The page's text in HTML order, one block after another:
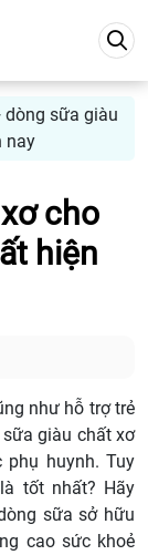
dòng sữa giàu
nay
cho
hiện
như hỗ trợ trẻ
giàu chất xơ
huynh. Tuy
tốt nhất? Hãy
sữa sở hữu
cao sức khoẻ